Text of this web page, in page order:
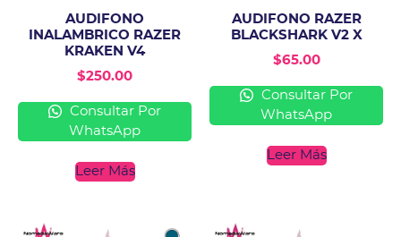
AUDIFONO
INALAMBRICO RAZER
KRAKEN V4
$250.00
Consultar Por
WhatsApp
Leer Más
AUDIFONO RAZER
BLACKSHARK V2 X
$65.00
Consultar Por
WhatsApp
Leer Más